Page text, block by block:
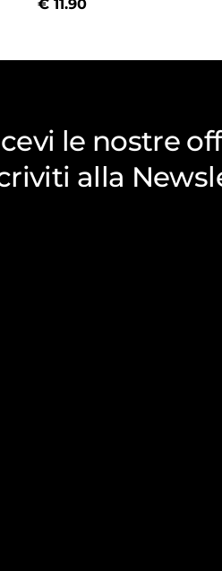
€11.90
le nostre
alla